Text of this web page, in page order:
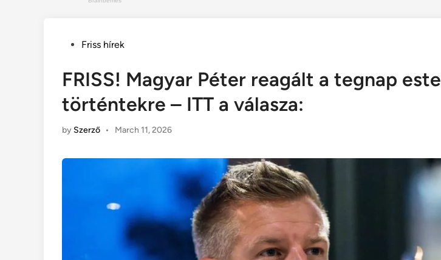
PostedFriss hírek
FRISS! Magyar Péter reagált a tegnap este
történtekre – ITT a válasza:
by Szerző • March 11, 2026